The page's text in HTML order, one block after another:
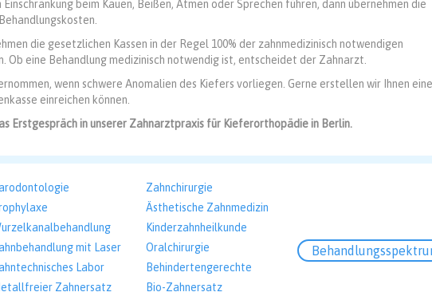
beim Kauen, Beißen, Atmen oder Sprechen führen, dann übernehmen die
die gesetzlichen Kassen in der Regel 100% der zahnmedizinisch notwendigen
Ob eine Behandlung medizinisch notwendig ist, entscheidet der Zahnarzt.
wenn schwere Anomalien des Kiefers vorliegen. Gerne erstellen wir Ihnen
einreichen können.
Erstgespräch in unserer Zahnarztpraxis für Kieferorthopädie in Berlin.
Zahnchirurgie
Ästhetische Zahnmedizin
Kinderzahnheilkunde
mit Laser
Oralchirurgie
Labor
Behindertengerechte
Zahnersatz
Bio-Zahnersatz